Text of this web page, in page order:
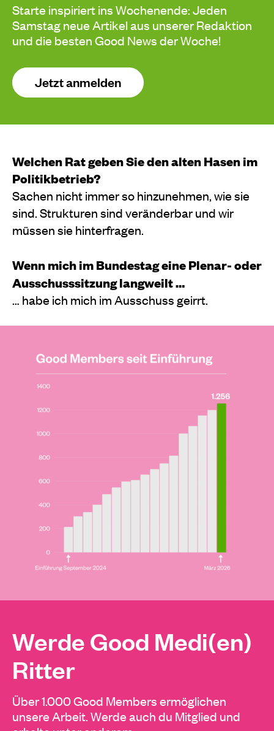
Starte inspiriert ins Wochenende: Jeden
Samstag neue Artikel aus unserer Redaktion
und die besten Good News der Woche!
Jetzt anmelden
Welchen Rat geben Sie den alten Hasen im
Politikbetrieb?
Sachen nicht immer so hinzunehmen, wie sie
sind. Strukturen sind veränderbar und wir
müssen sie hinterfragen.
Wenn mich im Bundestag eine Plenar- oder
Ausschusssitzung langweilt …
… habe ich mich im Ausschuss geirrt.
Werde Good Medi(en)
Ritter
Über 1.000 Good Members ermöglichen
unsere Arbeit. Werde auch du Mitglied und